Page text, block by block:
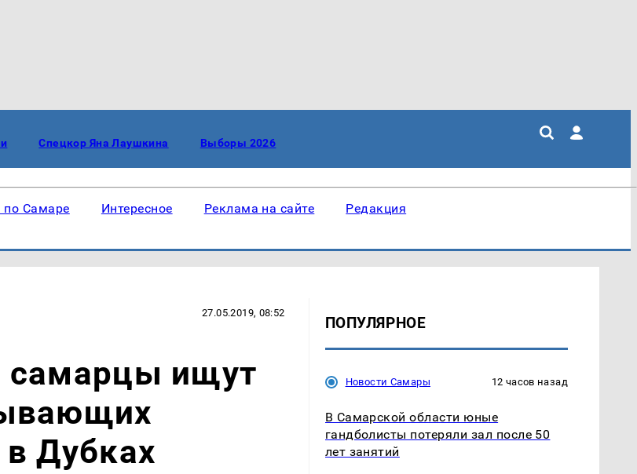
Спецкор Яна Лаушкина Выборы 2026
по Самаре Интересное Реклама на сайте Редакция
27.05.2019, 08:52
самарцы ищут
Дубках
ПОПУЛЯРНОЕ
Новости Самары 12 часов назад
В Самарской области юные
гандболисты потеряли зал после 50
лет занятий